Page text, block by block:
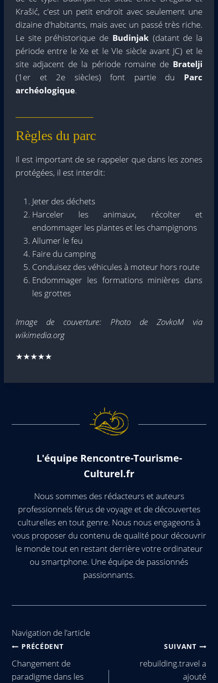
Krašić, c'est un petit endroit avec seulement une
dizaine d'habitants, mais avec un passé très riche.
Le site préhistorique de Budinjak(datant de la
période entre le Xe et le VIe siècle avant JC) et le
site adjacent de la période romaine de Bratelji
(1er et 2e siècles) font partie du Parc
archéologique.
Règles du parc
Il est important de se rappeler que dans les zones
protégées, il est interdit:
Jeter des déchets
Harceler les animaux, récolter et
endommager les plantes et les champignons
Allumer le feu
Faire du camping
Conduisez des véhicules à moteur hors route
Endommager les formations minières dans
les grottes
Image de couverture: Photo de ZovkoM via
wikimedia.org
★★★★★
L'équipe Rencontre-Tourisme-
Culturel.fr
Nous sommes des rédacteurs et auteurs
professionnels férus de voyage et de découvertes
culturelles en tout genre. Nous nous engageons à
vous proposer du contenu de qualité pour découvrir
le monde tout en restant derrière votre ordinateur
ou smartphone. Une équipe de passionnés
passionnants.
Navigation de l’article
PRÉCÉDENT
Changement de
paradigme dans les
SUIVANT
rebuilding.travel a
ajouté